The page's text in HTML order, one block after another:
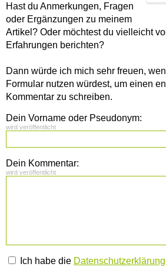
Hast du Anmerkungen, Fragen
oder Ergänzungen zu meinem
Artikel? Oder möchtest du vielleicht
Erfahrungen berichten?
Dann würde ich mich sehr freuen,
Formular nutzen würdest, um einen
Kommentar zu schreiben.
Dein Vorname oder Pseudonym:
wird veröffentlicht
Dein Kommentar:
wird veröffentlicht
Ich habe die Datenschutzerklärung